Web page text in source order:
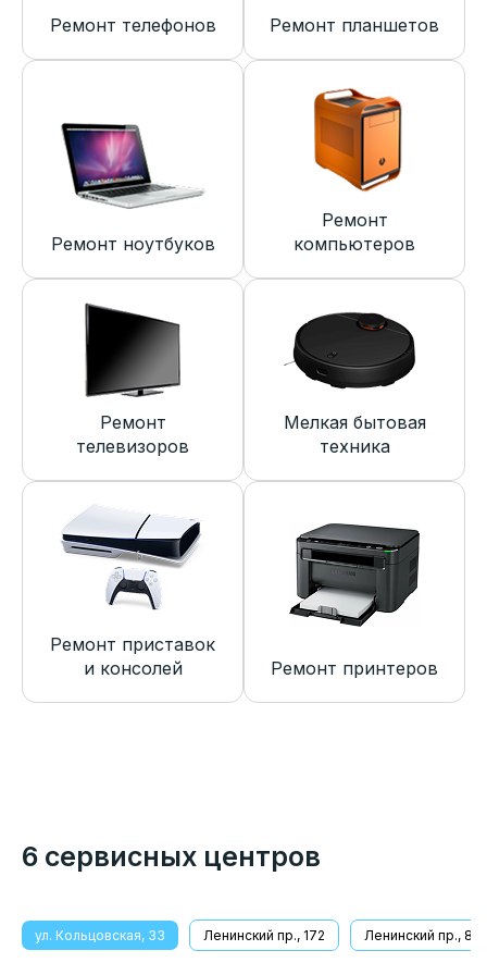
Ремонт телефонов Ремонт планшетов
Ремонт ноутбуков
Ремонт
компьютеров
Ремонт
телевизоров
Мелкая бытовая
техника
Ремонт приставок
и консолей
Ремонт принтеров
6 сервисных центров
ул. Кольцовская, 33 Ленинский пр., 172 Ленинский пр., 8/1